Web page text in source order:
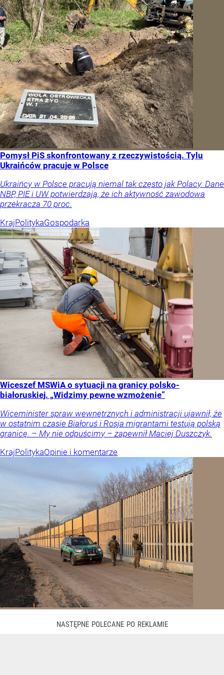
Pomysł PiS skonfrontowany z rzeczywistością. Tylu
Ukraińców pracuje w Polsce
Ukraińcy w Polsce pracują niemal tak często jak Polacy. Dane
NBP, PIE i UW potwierdzają, że ich aktywność zawodowa
przekracza 70 proc.
KrajPolitykaGospodarka
Wiceszef MSWiA o sytuacji na granicy polsko-
białoruskiej. „Widzimy pewne wzmożenie”
Wiceminister spraw wewnętrznych i administracji ujawnił, że
w ostatnim czasie Białoruś i Rosja migrantami testują polską
granicę. – My nie odpuścimy – zapewnił Maciej Duszczyk.
KrajPolitykaOpinie i komentarze